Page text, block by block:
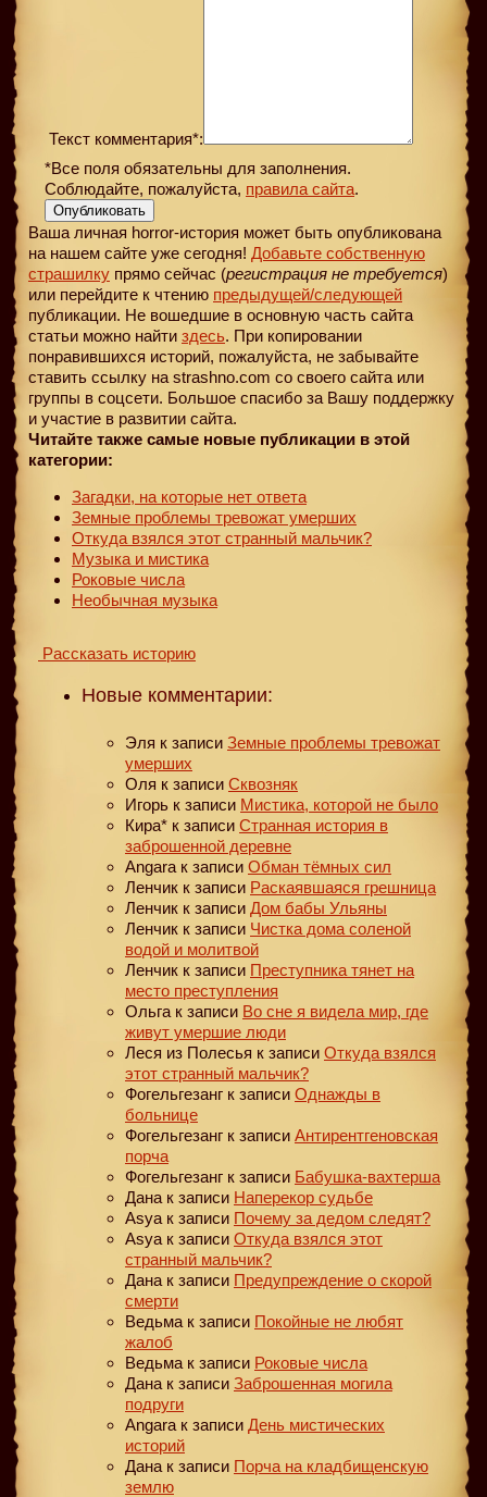
Текст комментария*:
*Все поля обязательны для заполнения.
Соблюдайте, пожалуйста, правила сайта.
Опубликовать
Ваша личная horror-история может быть опубликована
на нашем сайте уже сегодня! Добавьте собственную
страшилку прямо сейчас (регистрация не требуется)
или перейдите к чтению предыдущей/следующей
публикации. Не вошедшие в основную часть сайта
статьи можно найти здесь. При копировании
понравившихся историй, пожалуйста, не забывайте
ставить ссылку на strashno.com со своего сайта или
группы в соцсети. Большое спасибо за Вашу поддержку
и участие в развитии сайта.
Читайте также самые новые публикации в этой
категории:
Загадки, на которые нет ответа
Земные проблемы тревожат умерших
Откуда взялся этот странный мальчик?
Музыка и мистика
Роковые числа
Необычная музыка
Рассказать историю
Новые комментарии:
Эля к записи Земные проблемы тревожат
умерших
Оля к записи Сквозняк
Игорь к записи Мистика, которой не было
Кира* к записи Странная история в
заброшенной деревне
Angara к записи Обман тёмных сил
Ленчик к записи Раскаявшаяся грешница
Ленчик к записи Дом бабы Ульяны
Ленчик к записи Чистка дома соленой
водой и молитвой
Ленчик к записи Преступника тянет на
место преступления
Ольга к записи Во сне я видела мир, где
живут умершие люди
Леся из Полесья к записи Откуда взялся
этот странный мальчик?
Фогельгезанг к записи Однажды в
больнице
Фогельгезанг к записи Антирентгеновская
порча
Фогельгезанг к записи Бабушка-вахтерша
Дана к записи Наперекор судьбе
Asya к записи Почему за дедом следят?
Asya к записи Откуда взялся этот
странный мальчик?
Дана к записи Предупреждение о скорой
смерти
Ведьма к записи Покойные не любят
жалоб
Ведьма к записи Роковые числа
Дана к записи Заброшенная могила
подруги
Angara к записи День мистических
историй
Дана к записи Порча на кладбищенскую
землю